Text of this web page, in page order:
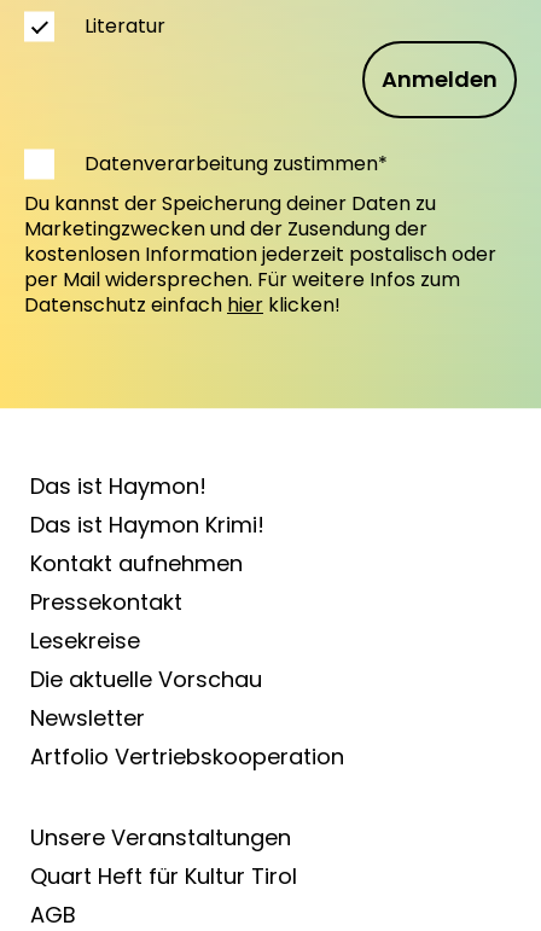
Anmelden
Literatur
Datenverarbeitung zustimmen*
Du kannst der Speicherung deiner Daten zu
Marketingzwecken und der Zusendung der
kostenlosen Information jederzeit postalisch oder
per Mail widersprechen. Für weitere Infos zum
Datenschutz einfach hier klicken!
Das ist Haymon!
Das ist Haymon Krimi!
Kontakt aufnehmen
Pressekontakt
Lesekreise
Die aktuelle Vorschau
Newsletter
Artfolio Vertriebs­kooperation
Unsere Veranstaltungen
Quart Heft für Kultur Tirol
AGB